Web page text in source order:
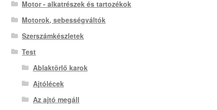
Motor - alkatrészek és tartozékok
Motorok, sebességváltók
Szerszámkészletek
Test
Ablaktörlő karok
Ajtólécek
Az ajtó megáll